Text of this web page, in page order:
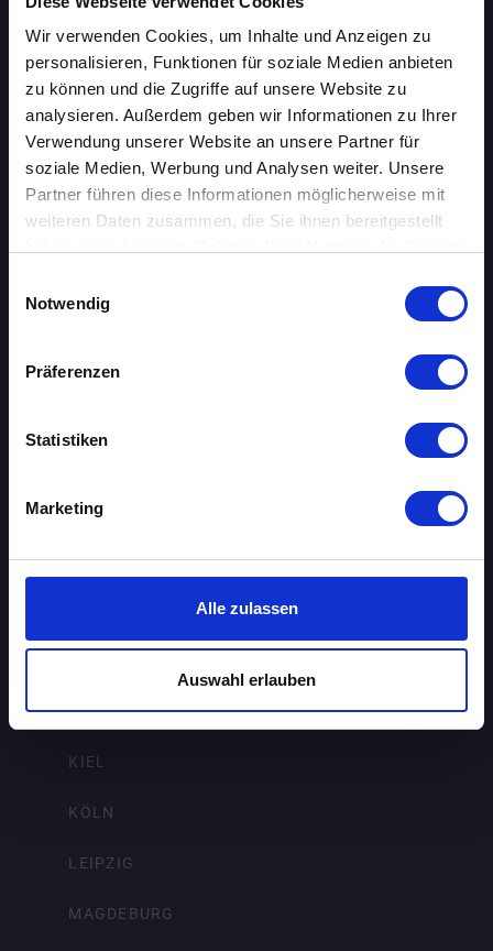
Wir verwenden Cookies, um Inhalte und Anzeigen zu
personalisieren, Funktionen für soziale Medien anbieten
zu können und die Zugriffe auf unsere Website zu
analysieren. Außerdem geben wir Informationen zu Ihrer
Verwendung unserer Website an unsere Partner für
soziale Medien, Werbung und Analysen weiter. Unsere
Partner führen diese Informationen möglicherweise mit
weiteren Daten zusammen, die Sie ihnen bereitgestellt
Notwendig
Präferenzen
Statistiken
Marketing
Alle zulassen
Auswahl erlauben
AACHEN
BERLIN
BIELEFELD
BRAUNSCHWEIG
BREMEN
FRANKFURT AM MAIN
FREIBURG IM BREISGAU
KARLSRUHE
KIEL
KÖLN
LEIPZIG
MAGDEBURG